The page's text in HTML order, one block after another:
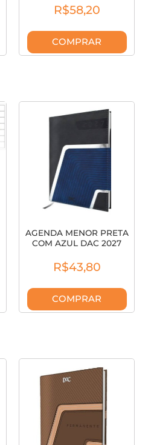
R$58,20
COMPRAR
AGENDA MENOR PRETA
COM AZUL DAC 2027
R$43,80
COMPRAR